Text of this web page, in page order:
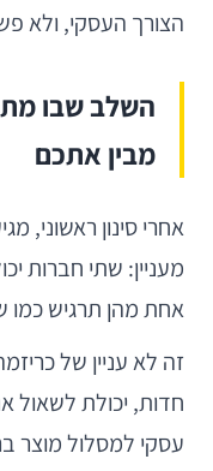
הצורך העסקי, ולא
השלב שבו
מבין אתכם
אחרי סינון ראשוני,
מעניין: שתי חברות
אחת מהן תרגיש כמו
זה לא עניין של
חדות, יכולת לשאול
עסקי למסלול מוצר